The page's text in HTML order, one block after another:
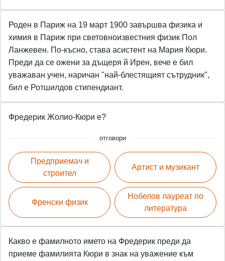
Роден в Париж на 19 март 1900 завършва физика и
химия в Париж при световноизвестния физик Пол
Ланжевен. По-късно, става асистент на Мария Кюри.
Преди да се ожени за дъщеря й Ирен, вече е бил
уважаван учен, наричан "най-блестящият сътрудник",
бил е Ротшилдов стипендиант.
Фредерик Жолио-Кюри е?
отговори
Предприемач и
строител
Френски физик
Артист и музикант
Нобелов лауреат по
литература
Какво е фамилното името на Фредерик преди да
приеме фамилията Кюри в знак на уважение към